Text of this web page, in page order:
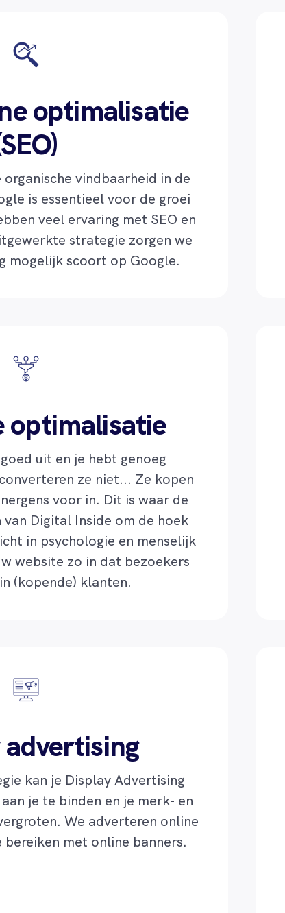
optimalisatie
vindbaarheid in de
is essentieel voor de groei
veel ervaring met SEO en
strategie zorgen we
mogelijk scoort op Google.
optimalisatie
uit en je hebt genoeg
ze niet... Ze kopen
voor in. Dit is waar de
Digital Inside om de hoek
in psychologie en menselijk
website zo in dat bezoekers
(kopende) klanten.
advertising
kan je Display Advertising
je te binden en je merk- en
We adverteren online
met online banners.